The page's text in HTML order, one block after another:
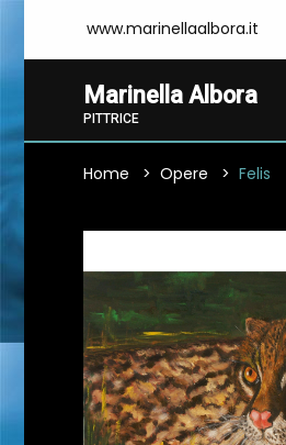
www.marinellaalbora.it
Marinella Albora
PITTRICE
Home Opere Felis